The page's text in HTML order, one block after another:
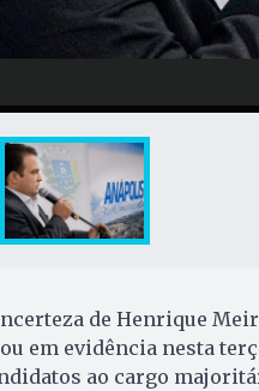
de Henrique
em evidência nesta
ao cargo